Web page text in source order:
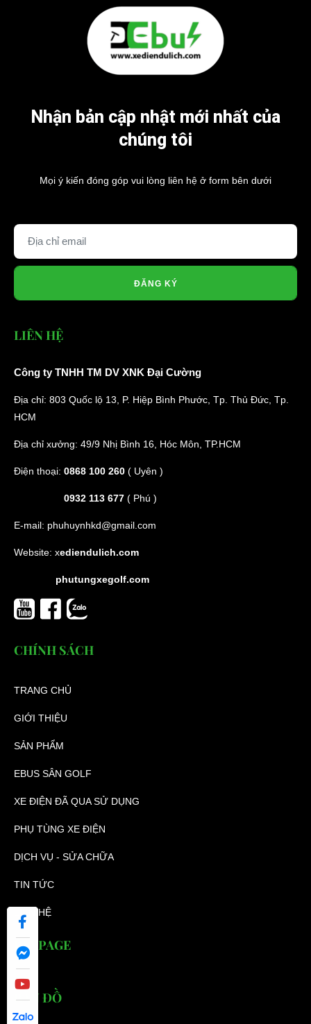
Nhận bản cập nhật mới nhất của
chúng tôi
Mọi ý kiến đóng góp vui lòng liên hệ ở form bên dưới
ĐĂNG KÝ
LIÊN HỆ
Công ty TNHH TM DV XNK Đại Cường
Địa chỉ: 803 Quốc lộ 13, P. Hiệp Bình Phước, Tp. Thủ Đức, Tp.
HCM
Địa chỉ xưởng: 49/9 Nhị Bình 16, Hóc Môn, TP.HCM
Điện thoại: 0868 100 260 ( Uyên )
0932 113 677 ( Phú )
E-mail: phuhuynhkd@gmail.com
Website: xediendulich.com
phutungxegolf.com
CHÍNH SÁCH
TRANG CHỦ
GIỚI THIỆU
SẢN PHẨM
EBUS SÂN GOLF
XE ĐIỆN ĐÃ QUA SỬ DỤNG
PHỤ TÙNG XE ĐIỆN
DỊCH VỤ - SỬA CHỮA
TIN TỨC
LIÊN HỆ
FANPAGE
BẢN ĐỒ